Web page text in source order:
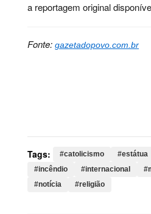
a reportagem original
Fonte: gazetadopovo.com.br
Tags: #catolicismo #estátua
#incêndio
#internacional
#notícia
#religião